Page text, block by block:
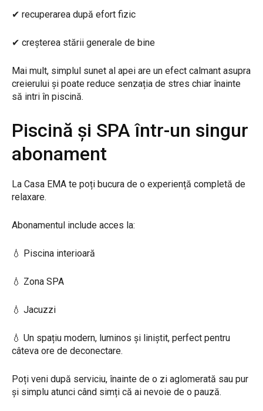
✔ recuperarea după efort fizic
✔ creșterea stării generale de bine
Mai mult, simplul sunet al apei are un efect calmant asupra
creierului și poate reduce senzația de stres chiar înainte
să intri în piscină.
Piscină și SPA într-un singur
abonament
La Casa EMA te poți bucura de o experiență completă de
relaxare.
Abonamentul include acces la:
💧 Piscina interioară
💧 Zona SPA
💧 Jacuzzi
💧 Un spațiu modern, luminos și liniștit, perfect pentru
câteva ore de deconectare.
Poți veni după serviciu, înainte de o zi aglomerată sau pur
și simplu atunci când simți că ai nevoie de o pauză.